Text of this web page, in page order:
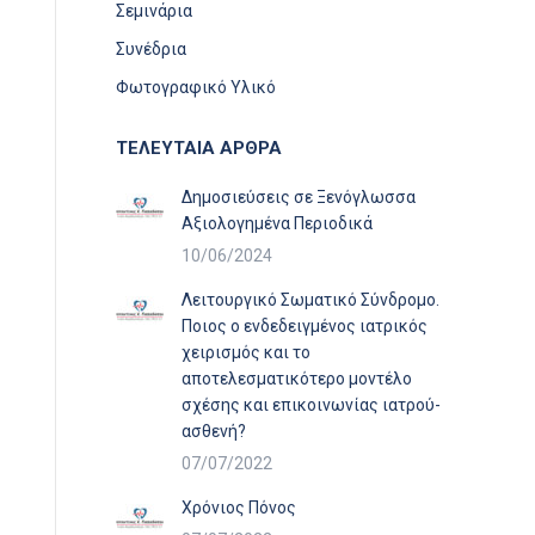
Σεμινάρια
Συνέδρια
Φωτογραφικό Υλικό
ΤΕΛΕΥΤΑΙΑ ΑΡΘΡΑ
Δημοσιεύσεις σε Ξενόγλωσσα
Αξιολογημένα Περιοδικά
10/06/2024
Λειτουργικό Σωματικό Σύνδρομο.
Ποιος ο ενδεδειγμένος ιατρικός
χειρισμός και το
αποτελεσματικότερο μοντέλο
σχέσης και επικοινωνίας ιατρού-
ασθενή?
07/07/2022
Χρόνιος Πόνος